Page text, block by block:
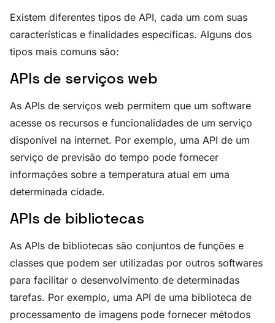
Existem diferentes tipos de API, cada um com suas
características e finalidades específicas. Alguns dos
tipos mais comuns são:
APIs de serviços web
As APIs de serviços web permitem que um software
acesse os recursos e funcionalidades de um serviço
disponível na internet. Por exemplo, uma API de um
serviço de previsão do tempo pode fornecer
informações sobre a temperatura atual em uma
determinada cidade.
APIs de bibliotecas
As APIs de bibliotecas são conjuntos de funções e
classes que podem ser utilizadas por outros softwares
para facilitar o desenvolvimento de determinadas
tarefas. Por exemplo, uma API de uma biblioteca de
processamento de imagens pode fornecer métodos